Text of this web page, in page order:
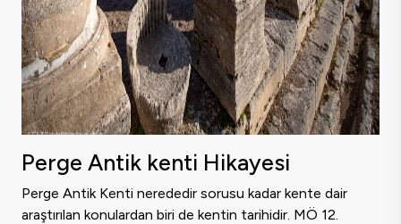
Perge Antik kenti Hikayesi
Perge Antik Kenti nerededir sorusu kadar kente dair
araştırılan konulardan biri de kentin tarihidir. MÖ 12.